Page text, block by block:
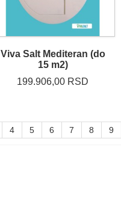
Viva Salt Mediteran (do
15 m2)
199.906,00 RSD
4 5 6 7 8 9